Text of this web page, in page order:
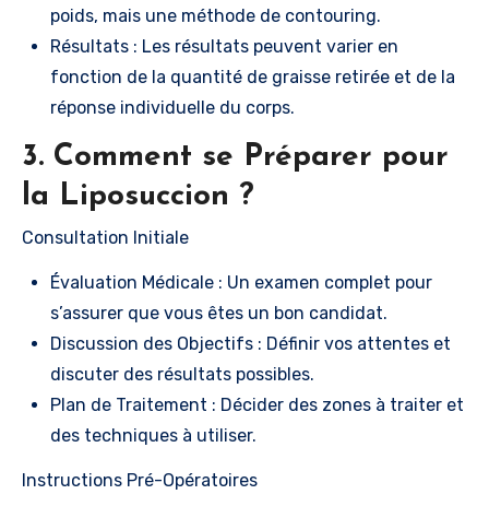
poids, mais une méthode de contouring.
Résultats : Les résultats peuvent varier en
fonction de la quantité de graisse retirée et de la
réponse individuelle du corps.
3. Comment se Préparer pour
la Liposuccion ?
Consultation Initiale
Évaluation Médicale : Un examen complet pour
s’assurer que vous êtes un bon candidat.
Discussion des Objectifs : Définir vos attentes et
discuter des résultats possibles.
Plan de Traitement : Décider des zones à traiter et
des techniques à utiliser.
Instructions Pré-Opératoires